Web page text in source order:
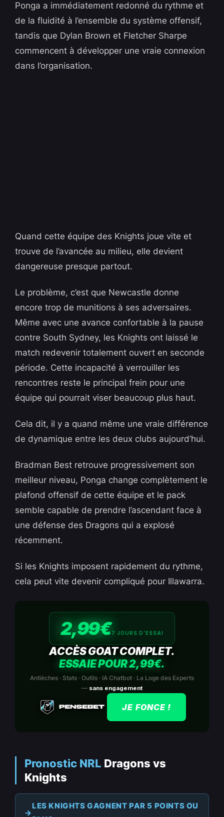
Ponga a immédiatement redonné du rythme et
de la fluidité à l’ensemble du système offensif,
tandis que Dylan Brown et Fletcher Sharpe
commencent à développer une vraie connexion
dans l’organisation.
Quand cette équipe des Knights joue vite et
trouve de l’avancée au milieu, elle devient
dangereuse presque partout.
Le problème, c’est que Newcastle donne
encore trop de munitions à ses adversaires.
Même avec une avance confortable à la pause
contre South Sydney, les Knights ont laissé le
match redevenir totalement ouvert en seconde
période. Cette incapacité à verrouiller les
rencontres reste le principal frein pour une
équipe qui pourrait viser beaucoup plus haut.
Cela dit, il y a quand même une vraie différence
de dynamique entre les deux clubs aujourd’hui.
Bradman Best retrouve progressivement son
meilleur niveau, Ponga change complètement le
plafond offensif de cette équipe et le pack
semble capable de prendre l’ascendant face à
une défense des Dragons qui a explosé
récemment.
Si les Knights imposent rapidement du rythme,
cela peut vite devenir compliqué pour Illawarra.
2,99€7 JOURS D’ESSAI
ACCÈS GOAT COMPLET.
ESSAIE POUR 2,99€.
Antièches · Stats · Outils · IA Chatbot · La Loge des Experts
— sans engagement
JE FONCE !
Pronostic NRL Dragons vs
Knights
LES KNIGHTS GAGNENT PAR 5 POINTS OU